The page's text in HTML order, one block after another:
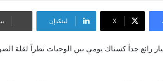
‫X لينكدإن
رائع جداً كسناك يومي بين الوجبات نظراً لقلة